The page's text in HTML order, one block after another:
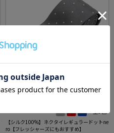
【シルク100%】ネクタイレギュラードットne
ro【フレッシャーズにもおすすめ】